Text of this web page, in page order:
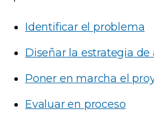
Identificar el problema
Diseñar la estrategia de
Poner en marcha el
Evaluar en proceso